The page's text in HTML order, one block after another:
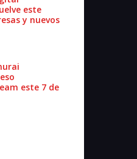
este
y nuevos
este 7 de